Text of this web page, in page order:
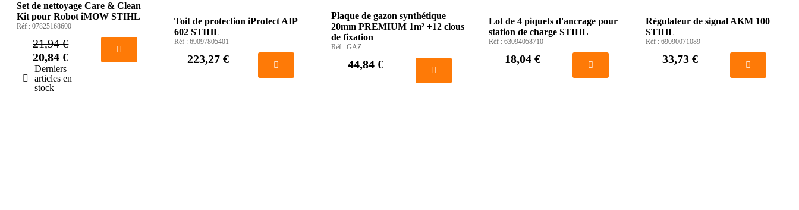
Set de nettoyage Care & Clean
Kit pour Robot iMOW STIHL
Réf : 07825168600
21,94 €
20,84 €
Derniers
articles en
stock
Toit de protection iProtect AIP
602 STIHL
Réf : 69097805401
223,27 €
Plaque de gazon synthétique
20mm PREMIUM 1m² +12 clous
de fixation
Réf :GAZ
44,84 €
Lot de 4 piquets d'ancrage pour
station de charge STIHL
Réf : 63094058710
18,04 €
Régulateur de signal AKM 100
STIHL
Réf :69090071089
33,73 €